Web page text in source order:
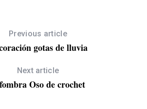
Previous article
gotas de lluvia
Next article
Oso de crochet